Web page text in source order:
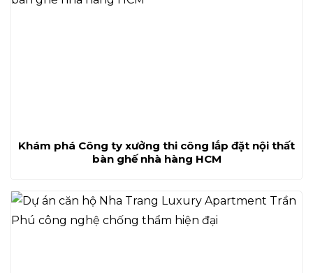
Khám phá Công ty xưởng thi công lắp đặt nội thất
bàn ghế nhà hàng HCM